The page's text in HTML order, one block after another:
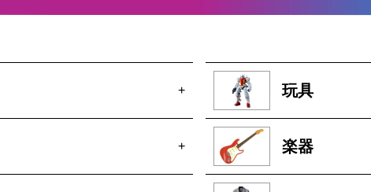
+
+
玩具
楽器